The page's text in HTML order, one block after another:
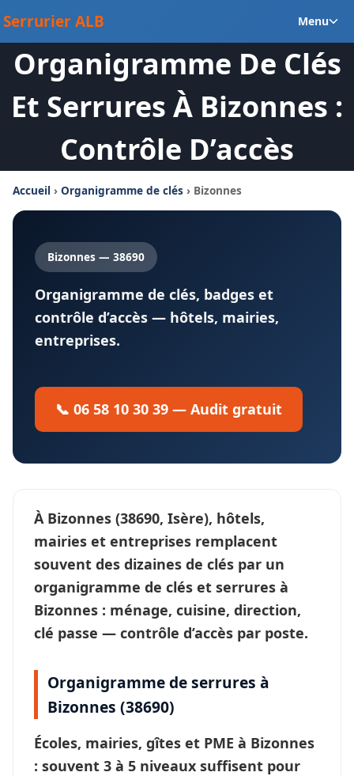
au
contenu
Serrurier ALB Menu
Organigramme De Clés
Et Serrures À Bizonnes :
Contrôle D’accès
Accueil › Organigramme de clés › Bizonnes
Bizonnes — 38690
Organigramme de clés, badges et
contrôle d’accès — hôtels, mairies,
entreprises.
📞 06 58 10 30 39 — Audit gratuit
À Bizonnes (38690, Isère), hôtels,
mairies et entreprises remplacent
souvent des dizaines de clés par un
organigramme de clés et serrures à
Bizonnes : ménage, cuisine, direction,
clé passe — contrôle d’accès par poste.
Organigramme de serrures à
Bizonnes (38690)
Écoles, mairies, gîtes et PME à Bizonnes
: souvent 3 à 5 niveaux suffisent pour